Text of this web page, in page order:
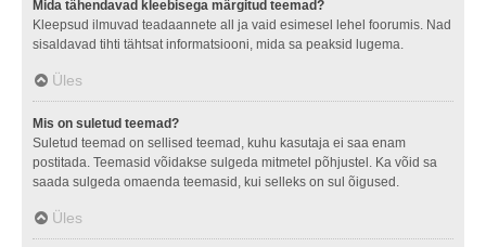
Mida tähendavad kleebisega märgitud teemad?
Kleepsud ilmuvad teadaannete all ja vaid esimesel lehel foorumis. Nad
sisaldavad tihti tähtsat informatsiooni, mida sa peaksid lugema.
Üles
Mis on suletud teemad?
Suletud teemad on sellised teemad, kuhu kasutaja ei saa enam
postitada. Teemasid võidakse sulgeda mitmetel põhjustel. Ka võid sa
saada sulgeda omaenda teemasid, kui selleks on sul õigused.
Üles